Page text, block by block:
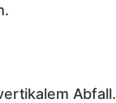
Abfall.